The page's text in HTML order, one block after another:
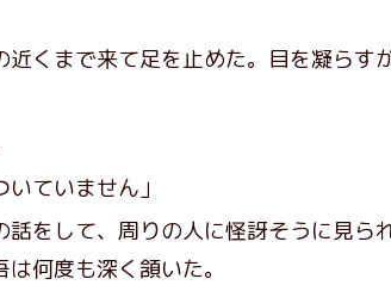
くまで来て足を止めた。目を凝らす
ていません」
をして、周りの人に怪訝そうに見ら
何度も深く頷いた。